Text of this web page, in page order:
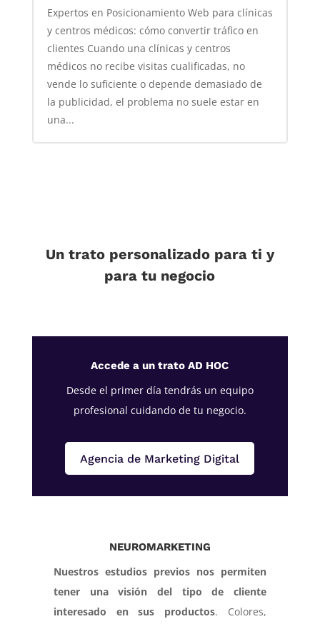
Expertos en Posicionamiento Web para clínicas
y centros médicos: cómo convertir tráfico en
clientes Cuando una clínicas y centros
médicos no recibe visitas cualificadas, no
vende lo suficiente o depende demasiado de
la publicidad, el problema no suele estar en
una...
Un trato personalizado para ti y
para tu negocio
Accede a un trato AD HOC
Desde el primer día tendrás un equipo
profesional cuidando de tu negocio.
Agencia de Marketing Digital
NEUROMARKETING
Nuestros estudios previos nos permiten
tener una visión del tipo de cliente
interesado en sus productos. Colores,